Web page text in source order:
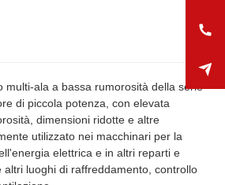
multi-ala a bassa rumorosità della serie
di piccola potenza, con elevata
dimensioni ridotte e altre
utilizzato nei macchinari per la
elettrica e in altri reparti e
luoghi di raffreddamento, controllo